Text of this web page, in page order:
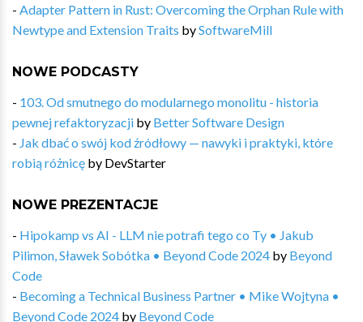
- Adapter Pattern in Rust: Overcoming the Orphan Rule with
Newtype and Extension Traits bySoftwareMill
NOWE PODCASTY
- 103. Od smutnego do modularnego monolitu - historia
pewnej refaktoryzacji by Better Software Design
- Jak dbać o swój kod źródłowy — nawyki i praktyki, które
robią różnicę by DevStarter
NOWE PREZENTACJE
- Hipokamp vs AI - LLM nie potrafi tego co Ty • Jakub
Pilimon, Sławek Sobótka • Beyond Code 2024 by Beyond
Code
- Becoming a Technical Business Partner • Mike Wojtyna •
Beyond Code 2024 by Beyond Code